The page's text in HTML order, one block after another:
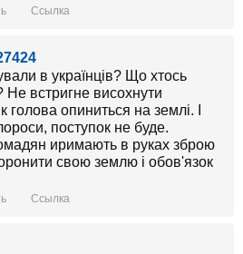
Ссылка
в українців? Що хтось
Не встригне висохнути
голова опиниться на землі. І
поступок не буде.
иримають в руках зброю
свою землю і обов'язок
Ссылка